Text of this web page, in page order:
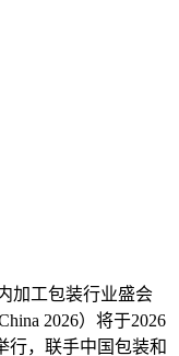
加工包装行业盛会
2026）将于2026
行，联手中国包装和